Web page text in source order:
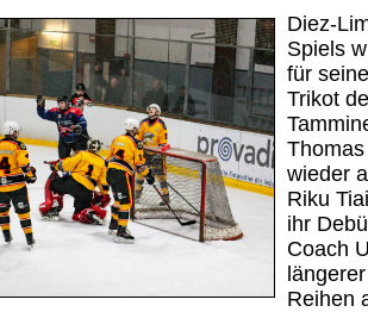
Diez-
Spiels
für
Trikot
wieder
Riku
ihr
Coach
Reihen